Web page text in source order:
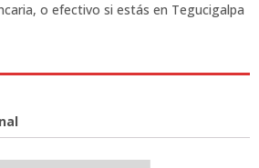
o efectivo si estás en Tegucigalpa